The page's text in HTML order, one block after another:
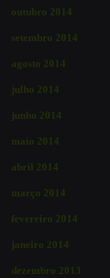
outubro 2014
setembro 2014
agosto 2014
julho 2014
junho 2014
maio 2014
abril 2014
março 2014
fevereiro 2014
janeiro 2014
dezembro 2013